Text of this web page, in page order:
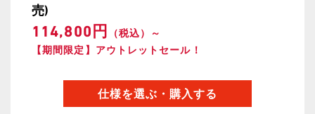
売)
114,800円
（税込）～
【期間限定】アウトレットセール！